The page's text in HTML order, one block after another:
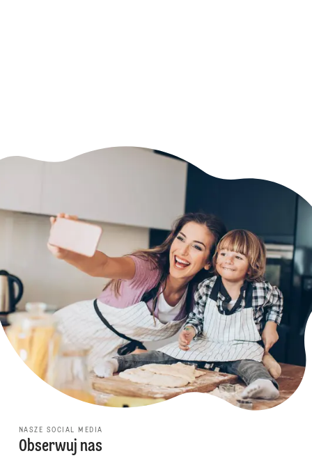
NASZE SOCIAL MEDIA
Obserwuj nas